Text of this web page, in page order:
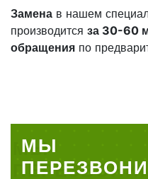
Замена в нашем
производится за 30-60
обращения по
МЫ